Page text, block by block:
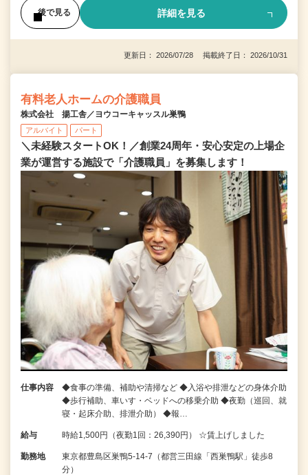
後で見る 詳細を見る
更新日： 2026/07/28 掲載終了日： 2026/10/31
有料老人ホームの介護職員
株式会社 揚工舎／ヨウコーキャッスル巣鴨
アルバイト パート
＼未経験スタートOK！／創業24周年・安心安定の上場企
業が運営する施設で「介護職員」を募集します！
仕事内容
◆食事の準備、補助や清掃など ◆入浴や排泄などの身体介助
◆歩行補助、車いす・ベッドへの移乗介助 ◆夜勤（巡回、就
寝・起床介助、排泄介助） ◆報…
給与 時給1,500円（夜勤1回：26,390円） ☆賃上げしました
勤務地
東京都豊島区巣鴨5-14-7（都営三田線「西巣鴨駅」徒歩8
分）